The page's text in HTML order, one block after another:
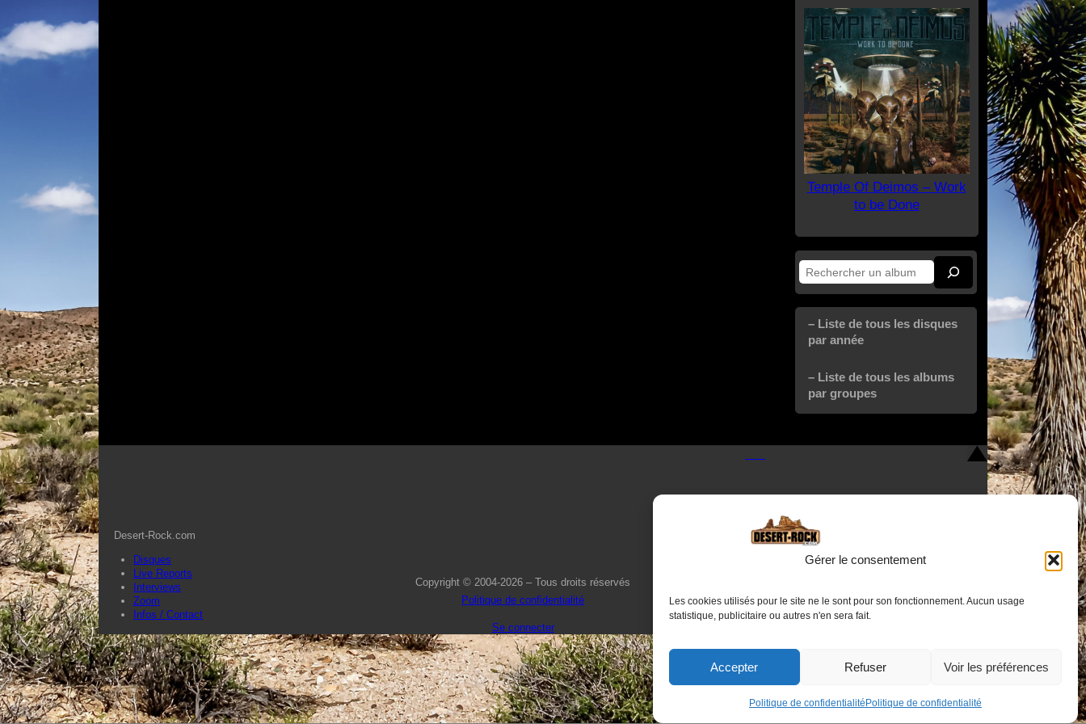
Gérer le consentement
Les cookies utilisés pour le site ne le sont pour son fonctionnement. Aucun usage
statistique, publicitaire ou autres n'en sera fait.
Accepter Refuser Voir les préférences
Politique de confidentialité Politique de confidentialité
Temple Of Deimos – Work
to be Done
Rechercher
– Liste de tous les disques
par année
– Liste de tous les albums
par groupes
Desert-Rock.com
Disques
Live Reports
Interviews
Zoom
Infos / Contact
Copyright © 2004-2026 – Tous droits réservés
Politique de confidentialité
Se connecter
Nous contacter